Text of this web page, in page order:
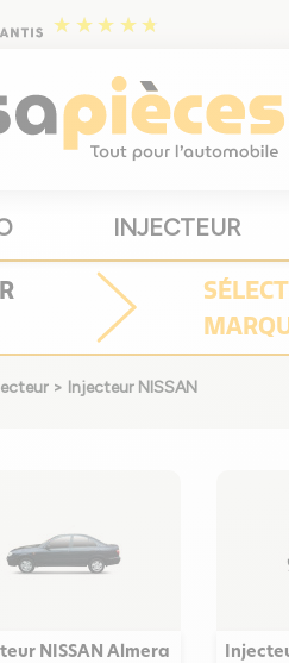
INJECTEUR
> Injecteur NISSAN
NISSAN Almera